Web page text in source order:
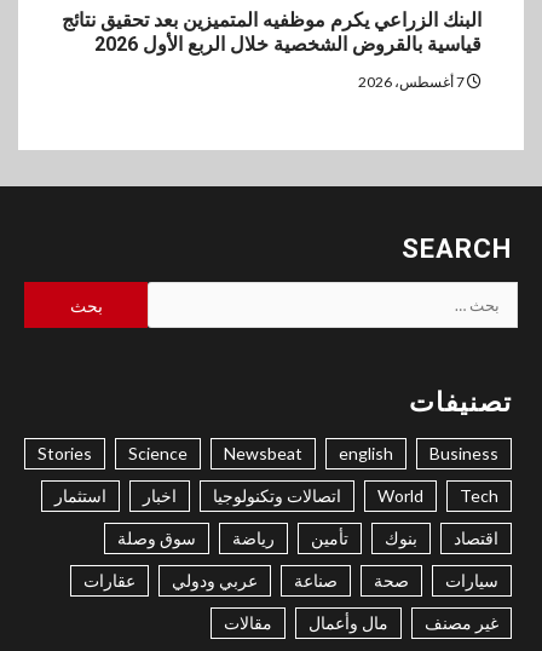
البنك الزراعي يكرم موظفيه المتميزين بعد تحقيق نتائج
قياسية بالقروض الشخصية خلال الربع الأول 2026
SEARCH
البحث
عن:
تصنيفات
Business
english
Newsbeat
Science
Stories
Tech
World اتصالات وتكنولوجيا اخبار استثمار
اقتصاد بنوك تأمين رياضة سوق وصلة
سيارات صحة صناعة عربي ودولي عقارات
غير مصنف مال وأعمال مقالات